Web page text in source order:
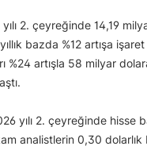
2. çeyreğinde 14,19
bazda %12 artışa
%24 artışla 58 milyar
yılı 2. çeyreğinde hisse
analistlerin 0,30